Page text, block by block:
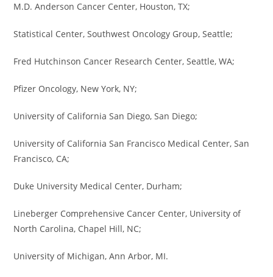
M.D. Anderson Cancer Center, Houston, TX;
Statistical Center, Southwest Oncology Group, Seattle;
Fred Hutchinson Cancer Research Center, Seattle, WA;
Pfizer Oncology, New York, NY;
University of California San Diego, San Diego;
University of California San Francisco Medical Center, San
Francisco, CA;
Duke University Medical Center, Durham;
Lineberger Comprehensive Cancer Center, University of
North Carolina, Chapel Hill, NC;
University of Michigan, Ann Arbor, MI.